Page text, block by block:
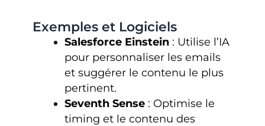
Exemples et Logiciels
Salesforce Einstein: Utilise l’IA
pour personnaliser les emails
et suggérer le contenu le plus
pertinent.
Seventh Sense: Optimise le
timing et le contenu des